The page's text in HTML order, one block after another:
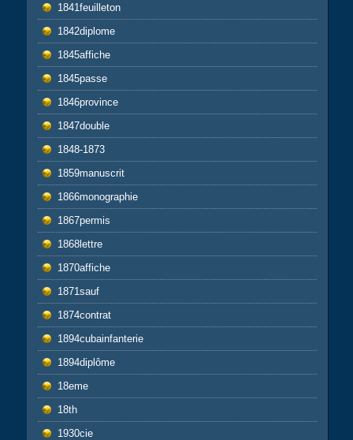
1841feuilleton
1842diplome
1845affiche
1845passe
1846province
1847double
1848-1873
1859manuscrit
1866monographie
1867permis
1868lettre
1870affiche
1871sauf
1874contrat
1894cubainfanterie
1894diplôme
18eme
18th
1930cie